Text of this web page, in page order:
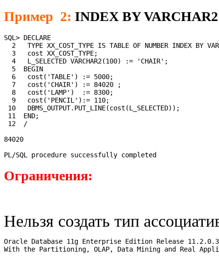
Пример 2: INDEX BY VARCHAR2
SQL> DECLARE
2   TYPE XX_COST_TYPE IS TABLE OF NUMBER INDEX BY
  3   cost XX_COST_TYPE;
  4   L_SELECTED VARCHAR2(100) := 'CHAIR';
  5  BEGIN
  6   cost('TABLE') := 5000;
  7   cost('CHAIR') := 84020 ;
  8   cost('LAMP')  := 8300;
  9   cost('PENCIL'):= 110;
10   DBMS_OUTPUT.PUT_LINE(cost(L_SELECTED));
11  END;
12  /
84020
PL/SQL procedure successfully completed
Ограничения:
Нельзя создать тип
Oracle Database 11g Enterprise Edition Release
With the Partitioning, OLAP, Data Mining and Real